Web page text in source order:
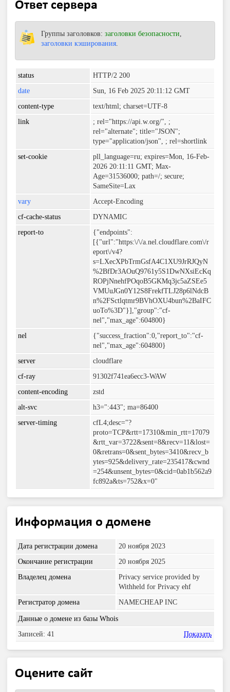
Ответ сервера
Группы заголовков:заголовки безопасности,
заголовки кэширования.
status
HTTP/2 200
date
Sun, 16 Feb 2025 20:11:12 GMT
content-type
text/html; charset=UTF-8
link
; rel="https://api.w.org/", ;
rel="alternate"; title="JSON";
type="application/json", ; rel=shortlink
set-cookie
pll_language=ru; expires=Mon, 16-Feb-
2026 20:11:11 GMT; Max-
Age=31536000; path=/; secure;
SameSite=Lax
vary
Accept-Encoding
cf-cache-status
DYNAMIC
report-to
{"endpoints":
[{"url":"https:\/\/a.nel.cloudflare.com\/r
eport\/v4?
s=LXecXPbTrmGsfA4C1XU9JrRJQyN
%2BfDr3AOuQ9761y5S1DwNXsiEcKq
ROPjNnehfPOqoB5GKMq3jc5aZSEe5
VMUuJGn0Y12S8FrekfTLJ28p6lNdcB
n%2FSctlqtmr9BVhOXU4bun%2BaIFC
uoTo%3D"}],"group":"cf-
nel","max_age":604800}
nel
{"success_fraction":0,"report_to":"cf-
nel","max_age":604800}
server
cloudflare
cf-ray
91302f741ea6ecc3-WAW
content-encoding
zstd
alt-svc
h3=":443"; ma=86400
server-timing
cfL4;desc="?
proto=TCP&rtt=17310&min_rtt=17079
&rtt_var=3722&sent=8&recv=11&lost=
0&retrans=0&sent_bytes=3410&recv_b
ytes=925&delivery_rate=235417&cwnd
=254&unsent_bytes=0&cid=0ab1b562a9
fc892a&ts=752&x=0"
Информация о домене
Дата регистрации домена
20 ноября 2023
Окончание регистрации
20 ноября 2025
Владелец домена
Privacy service provided by
Withheld for Privacy ehf
Регистратор домена
NAMECHEAP INC
Данные о домене из базы Whois
Записей: 41
Показать
Оцените сайт